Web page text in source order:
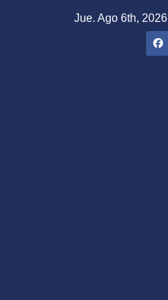
Jue. Ago 6th, 2026